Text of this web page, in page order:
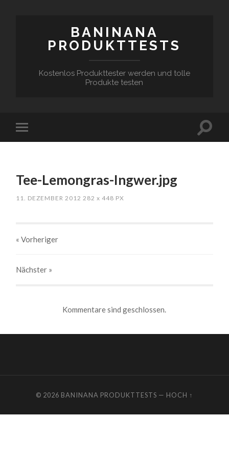
BANINANA
PRODUKTTESTS
Kostenlos Produkttester werden und tolle
Produkte testen
Tee-Lemongras-Ingwer.jpg
11. DEZEMBER 2012 282x 448 PX
« Vorheriger
Nächster »
Kommentare sind geschlossen.
© 2026 BANINANA PRODUKTTESTS — HOCH ↑